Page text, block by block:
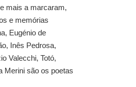
mais a marcaram,
e memórias
Eugénio de
Inês Pedrosa,
Valecchi, Totó,
Merini são os poetas